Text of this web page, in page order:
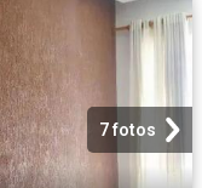
7 fotos